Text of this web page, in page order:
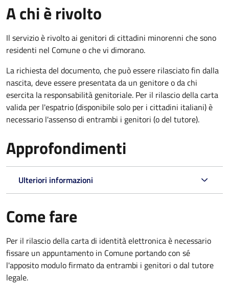
A chi è rivolto
Il servizio è rivolto ai genitori di cittadini minorenni che sono
residenti nel Comune o che vi dimorano.
La richiesta del documento, che può essere rilasciato fin dalla
nascita, deve essere presentata da un genitore o da chi
esercita la responsabilità genitoriale. Per il rilascio della carta
valida per l'espatrio (disponibile solo per i cittadini italiani) è
necessario l'assenso di entrambi i genitori (o del tutore).
Approfondimenti
Ulteriori informazioni
Come fare
Per il rilascio della carta di identità elettronica è necessario
fissare un appuntamento in Comune portando con sé
l'apposito modulo firmato da entrambi i genitori o dal tutore
legale.